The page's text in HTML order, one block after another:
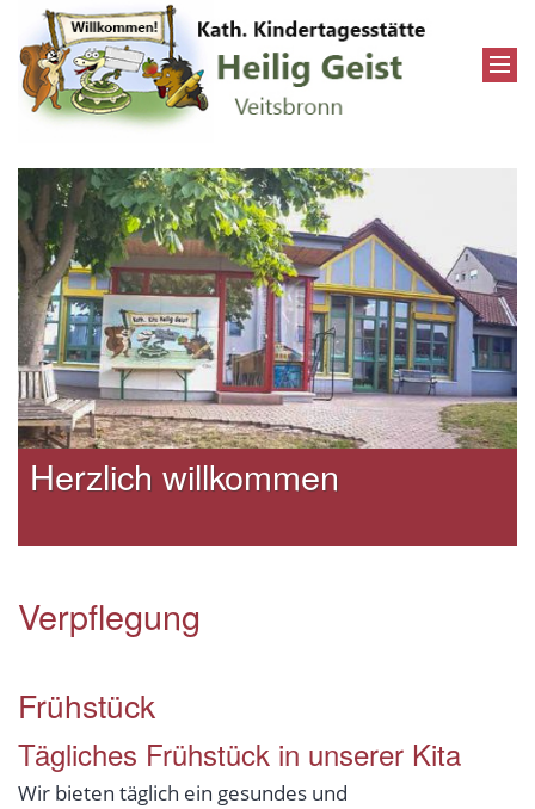
Herzlich willkommen
Verpflegung
Frühstück
Tägliches Frühstück in unserer Kita
Wir bieten täglich ein gesundes und